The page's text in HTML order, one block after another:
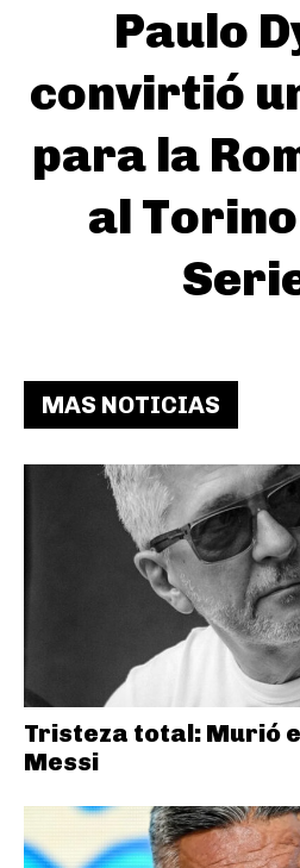
Paulo
convirtió
para la
al
MAS NOTICIAS
Tristeza total: Murió
Messi